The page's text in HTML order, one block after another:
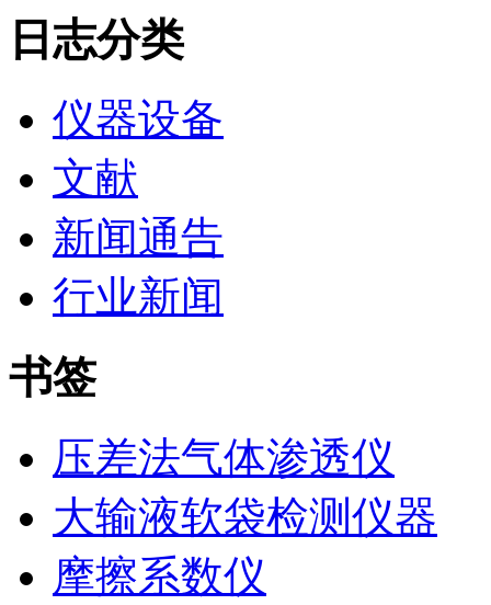
日志分类
仪器设备
文献
新闻通告
行业新闻
书签
压差法气体渗透仪
大输液软袋检测仪器
摩擦系数仪